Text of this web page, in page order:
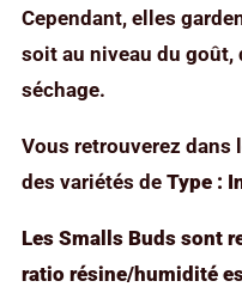
Cependant, elles
soit au niveau du goût,
séchage.
Vous retrouverez dans
des variétés de Type :
Les Smalls Buds sont
ratio résine/humidité